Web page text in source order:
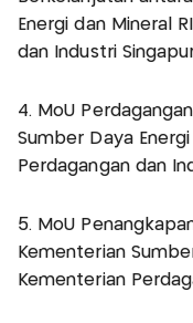
Energi dan Mineral
dan Industri
4. MoU
Sumber Daya
Perdagangan dan
5. MoU
Kementerian
Kementerian